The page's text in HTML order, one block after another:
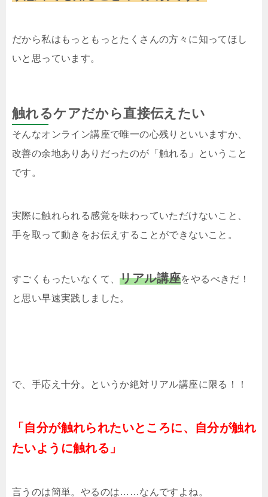
だから私はもっともっとたくさんの方々に知ってほし
いと思っています。
触れるケアだから直接伝えたい
そんなオンライン講座で唯一の心残りといいますか、
改善の余地ありありだったのが「触れる」ということ
です。
実際に触れられる感覚を味わっていただけないこと、
手を取って動きをお伝えすることができないこと。
すごくもったいなくて、リアル講座をやるべきだ！
と思い早速実践しました。
で、手応え十分。というか絶対リアル講座に限る！！
「自分が触れられたいところに、自分が触れ
たいように触れる」
言うのは簡単。やるのは……なんですよね。